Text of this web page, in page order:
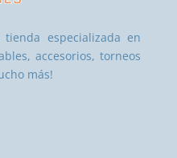
especializada en
accesorios, torneos
más!